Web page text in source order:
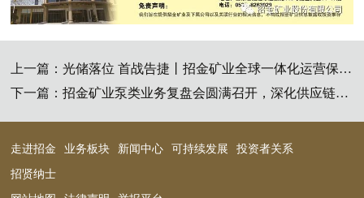
上一篇：光储落位 首战告捷丨招金矿业全球一体化运营保障体系为海外扩产增效注入硬核动能
下一篇：招金矿业泵类业务复盘会圆满召开，深化供应链合作赋能高质量发展
走进招金 业务板块 新闻中心 可持续发展 投资者关系
招贤纳士